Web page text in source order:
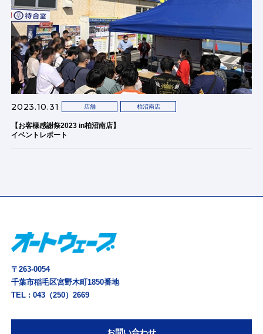
2023.10.31 店舗 柏沼南店
【お客様感謝祭2023 in柏沼南店】
イベントレポート
〒263-0054
千葉市稲毛区宮野木町1850番地
TEL :043（250）2669